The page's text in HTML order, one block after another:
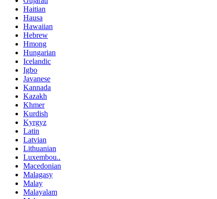
Haitian
Hausa
Hawaiian
Hebrew
Hmong
Hungarian
Icelandic
Igbo
Javanese
Kannada
Kazakh
Khmer
Kurdish
Kyrgyz
Latin
Latvian
Lithuanian
Luxembou..
Macedonian
Malagasy
Malay
Malayalam